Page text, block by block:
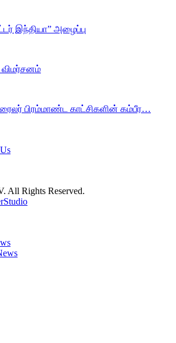
இந்தியா” அழைப்பு
விமர்சனம்
பிரம்மாண்ட காட்சிகளின் கம்பீர…
All Rights Reserved.